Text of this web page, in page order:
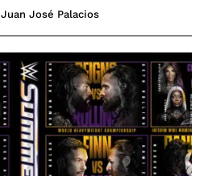
Juan José Palacios